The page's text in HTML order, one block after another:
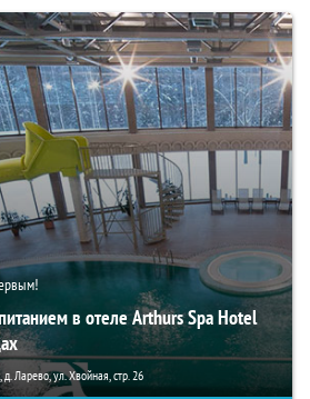
в отеле Arthurs Spa Hotel
Ларево, ул. Хвойная, стр. 26